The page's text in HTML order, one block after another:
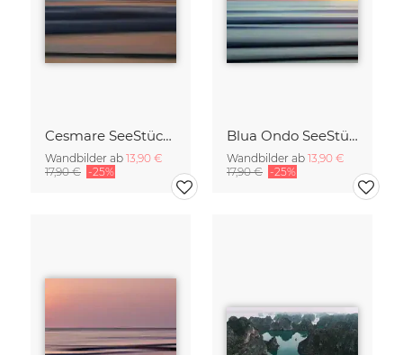
Cesmare SeeStück No.09
Wandbilder ab 13,90 €
17,90 € -25%
Blua Ondo SeeStück No.14
Wandbilder ab 13,90 €
17,90 € -25%